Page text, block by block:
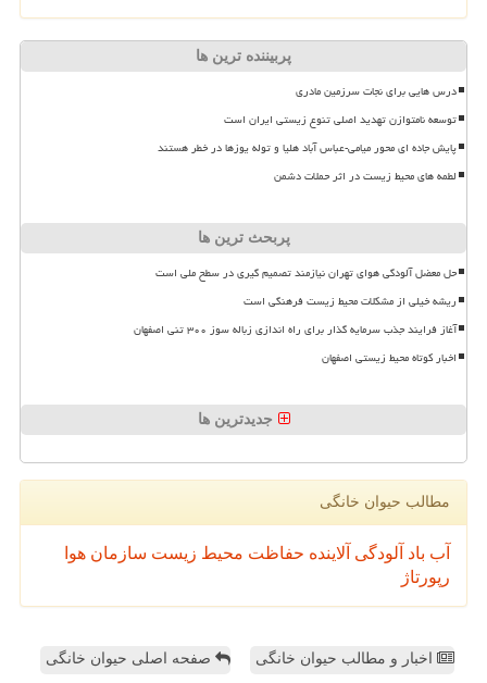
پربیننده ترین ها
درس هایی برای نجات سرزمین مادری
توسعه نامتوازن تهدید اصلی تنوع زیستی ایران است
پایش جاده ای محور میامی-عباس آباد هلیا و توله یوزها در خطر هستند
لطمه های محیط زیست در اثر حملات دشمن
پربحث ترین ها
حل معضل آلودگی هوای تهران نیازمند تصمیم گیری در سطح ملی است
ریشه خیلی از مشکلات محیط زیست فرهنگی است
آغاز فرایند جذب سرمایه گذار برای راه اندازی زباله سوز ۳۰۰ تنی اصفهان
اخبار کوتاه محیط زیستی اصفهان
جدیدترین ها
مطالب حیوان خانگی
آب باد آلودگی آلاینده حفاظت محیط زیست سازمان هوا
رپورتاژ
اخبار و مطالب حیوان خانگی صفحه اصلی حیوان خانگی